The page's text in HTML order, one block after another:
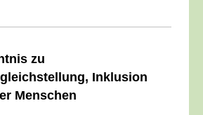
zu
Inklusion
Menschen